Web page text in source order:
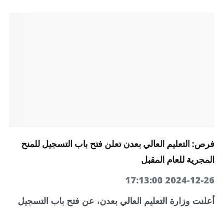
فرص: التعليم العالي بعدن تعلن فتح باب التسجيل للمنح
المجرية للعام المقبل
2024-12-26 17:13:00
أعلنت وزارة التعليم العالي بعدن، عن فتح باب التسجيل